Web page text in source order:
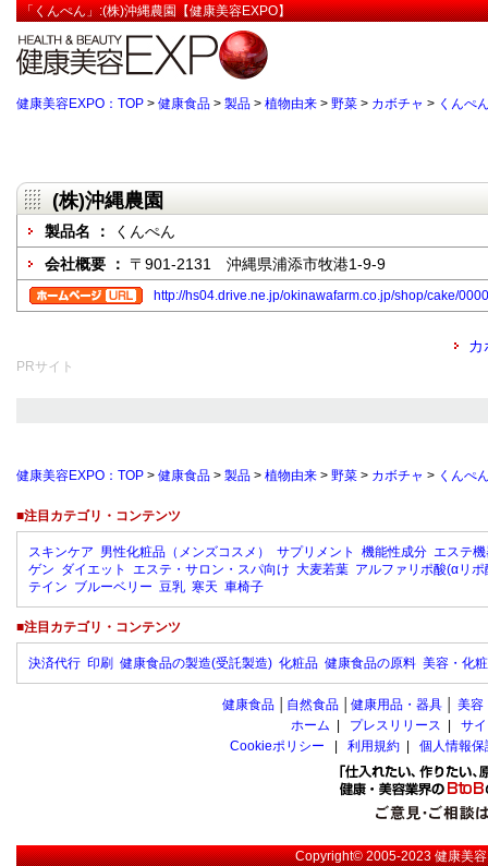
「くんぺん」:(株)沖縄農園【健康美容EXPO】
健康美容EXPO：TOP > 健康食品 > 製品 > 植物由来 > 野菜 > カボチャ > くんぺ
(株)沖縄農園
製品名 ：
くんぺん
会社概要 ： 〒901-2131 沖縄県浦添市牧港1-9-9
http://hs04.drive.ne.jp/okinawafarm.co.jp/shop/cake/
カ
PRサイト
健康美容EXPO：TOP > 健康食品 > 製品 > 植物由来 > 野菜 > カボチャ > くんぺ
■注目カテゴリ・コンテンツ
スキンケア 男性化粧品（メンズコスメ） サプリメント 機能性成分 エステ
ゲン ダイエット エステ・サロン・スパ向け 大麦若葉 アルファリポ酸(αリポ
テイン ブルーベリー 豆乳 寒天 車椅子
■注目カテゴリ・コンテンツ
決済代行 印刷 健康食品の製造(受託製造) 化粧品 健康食品の原料 美容・化
健康食品 自然食品 健康用品・器具 美容
ホーム
プレスリリース
サ
Cookieポリシー
利用規約 個人情報
Copyright© 2005-2023健康美